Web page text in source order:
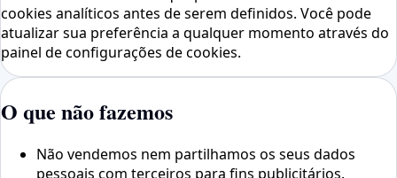
cookies analíticos antes de serem definidos. Você pode
atualizar sua preferência a qualquer momento através do
painel de configurações de cookies.
O que não fazemos
Não vendemos nem partilhamos os seus dados
pessoais com terceiros para fins publicitários.